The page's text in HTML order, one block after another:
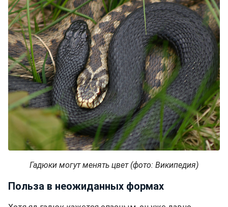
Гадюки могут менять цвет (фото: Википедия)
Польза в неожиданных формах